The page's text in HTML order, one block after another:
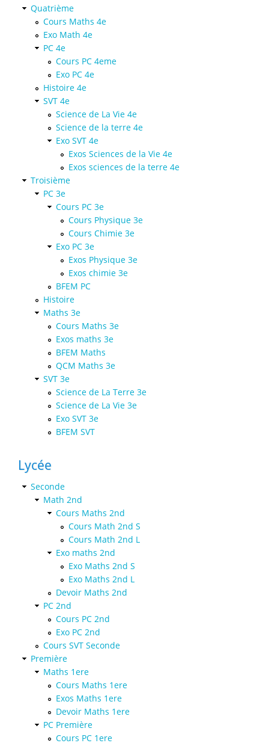
Quatrième
Cours Maths 4e
Exo Math 4e
PC 4e
Cours PC 4eme
Exo PC 4e
Histoire 4e
SVT 4e
Science de La Vie 4e
Science de la terre 4e
Exo SVT 4e
Exos Sciences de la Vie 4e
Exos sciences de la terre 4e
Troisième
PC 3e
Cours PC 3e
Cours Physique 3e
Cours Chimie 3e
Exo PC 3e
Exos Physique 3e
Exos chimie 3e
BFEM PC
Histoire
Maths 3e
Cours Maths 3e
Exos maths 3e
BFEM Maths
QCM Maths 3e
SVT 3e
Science de La Terre 3e
Science de La Vie 3e
Exo SVT 3e
BFEM SVT
Lycée
Seconde
Math 2nd
Cours Maths 2nd
Cours Math 2nd S
Cours Math 2nd L
Exo maths 2nd
Exo Maths 2nd S
Exo Maths 2nd L
Devoir Maths 2nd
PC 2nd
Cours PC 2nd
Exo PC 2nd
Cours SVT Seconde
Première
Maths 1ere
Cours Maths 1ere
Exos Maths 1ere
Devoir Maths 1ere
PC Première
Cours PC 1ere